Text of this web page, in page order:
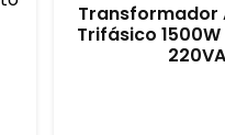
Transformador
Trifásico